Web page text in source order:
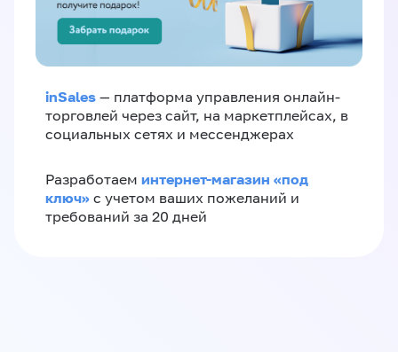
inSales — платформа управления онлайн-
торговлей через сайт, на маркетплейсах, в
социальных сетях и мессенджерах
Разработаем интернет-магазин «‎под
ключ»‎ с учетом ваших пожеланий и
требований за 20 дней